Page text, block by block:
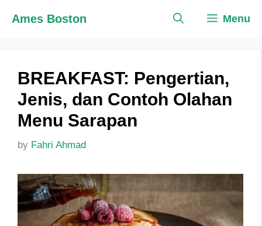
Ames Boston Menu
BREAKFAST: Pengertian,
Jenis, dan Contoh Olahan
Menu Sarapan
by Fahri Ahmad